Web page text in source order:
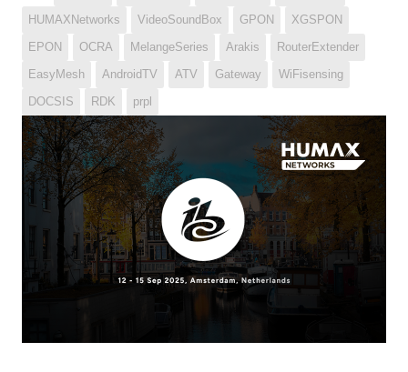
HUMAXNetworks VideoSoundBox GPON XGSPON
EPON OCRA MelangeSeries Arakis RouterExtender
EasyMesh AndroidTV ATV Gateway WiFisensing
DOCSIS RDK prpl